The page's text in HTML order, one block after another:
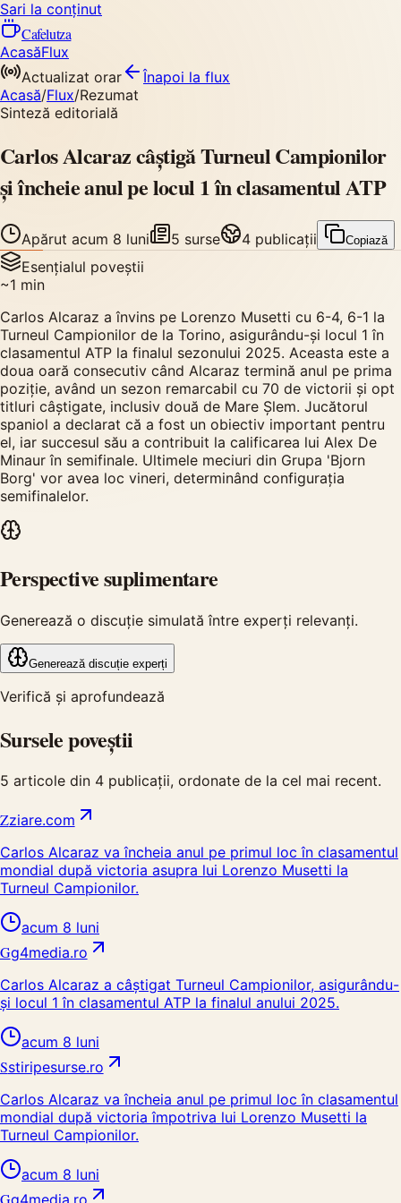
Sari la conținut
Cafelutza
AcasăFlux
Actualizat orar
Înapoi la flux
Acasă/Flux/Rezumat
Sinteză editorială
Carlos Alcaraz câștigă Turneul Campionilor
și încheie anul pe locul 1 în clasamentul ATP
Apărut acum 8 luni 5 surse 4 publicații Copiază
Esențialul poveștii
~1 min
Carlos Alcaraz a învins pe Lorenzo Musetti cu 6-4, 6-1 la
Turneul Campionilor de la Torino, asigurându-și locul 1 în
clasamentul ATP la finalul sezonului 2025. Aceasta este a
doua oară consecutiv când Alcaraz termină anul pe prima
poziție, având un sezon remarcabil cu 70 de victorii și opt
titluri câștigate, inclusiv două de Mare Șlem. Jucătorul
spaniol a declarat că a fost un obiectiv important pentru
el, iar succesul său a contribuit la calificarea lui Alex De
Minaur în semifinale. Ultimele meciuri din Grupa 'Bjorn
Borg' vor avea loc vineri, determinând configurația
semifinalelor.
Perspective suplimentare
Generează o discuție simulată între experți relevanți.
Generează discuție experți
Verifică și aprofundează
Sursele poveștii
5 articole din 4 publicații, ordonate de la cel mai recent.
Zziare.com
Carlos Alcaraz va încheia anul pe primul loc în clasamentul
mondial după victoria asupra lui Lorenzo Musetti la
Turneul Campionilor.
acum 8 luni
Gg4media.ro
Carlos Alcaraz a câștigat Turneul Campionilor, asigurându-
și locul 1 în clasamentul ATP la finalul anului 2025.
acum 8 luni
Sstiripesurse.ro
Carlos Alcaraz va încheia anul pe primul loc în clasamentul
mondial după victoria împotriva lui Lorenzo Musetti la
Turneul Campionilor.
acum 8 luni